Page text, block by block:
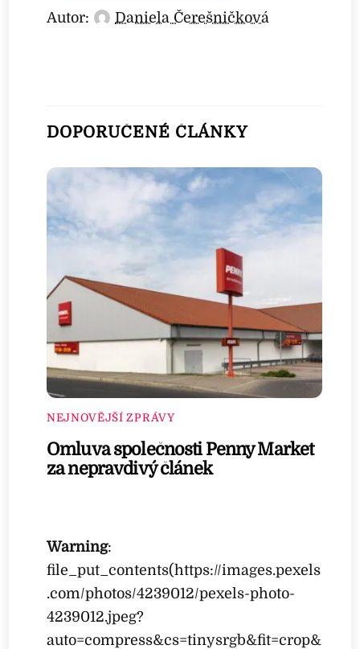
Autor: Daniela Čerešničková
DOPORUČENÉ ČLÁNKY
NEJNOVĚJŠÍ ZPRÁVY
Omluva společnosti Penny Market
za nepravdivý článek
Warning:
file_put_contents(https://images.pexels
.com/photos/4239012/pexels-photo-
4239012.jpeg?
auto=compress&cs=tinysrgb&fit=crop&